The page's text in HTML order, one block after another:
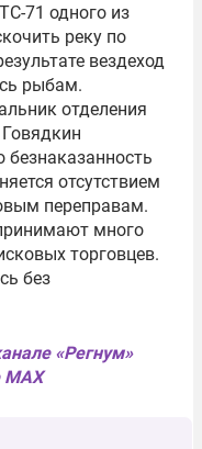
71 одного из
реку по
вездеход
рыбам.
отделения
безнаказанность
отсутствием
переправам.
много
торговцев.
без
«Регнум»